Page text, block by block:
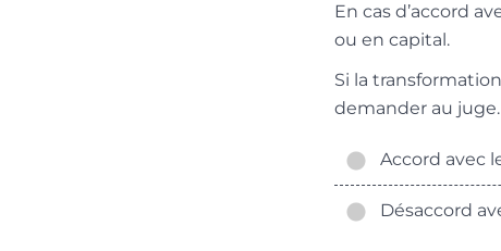
En cas d’accord
ou en capital.
Si la
demander au juge.
Accord avec
Désaccord